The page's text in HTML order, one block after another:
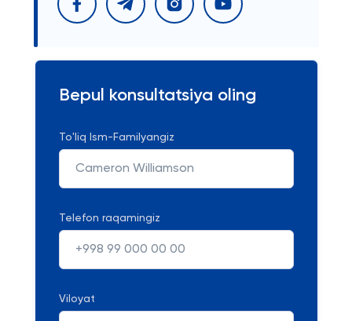
Bepul konsultatsiya oling
To'liq Ism-Familyangiz
Telefon raqamingiz
Viloyat